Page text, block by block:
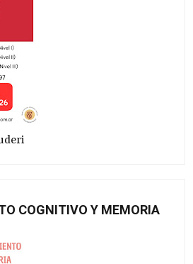
COGNITIVO Y MEMORIA